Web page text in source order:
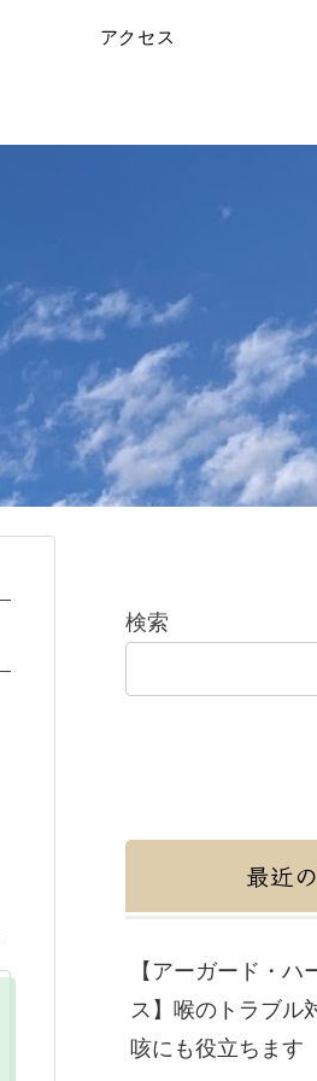
アクセス
検索
最近
【アーガード・ハ
ス】喉のトラブル
咳にも役立ちます